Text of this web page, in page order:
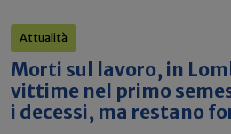
Attualità
Morti sul lavoro, in
vittime nel primo
i decessi, ma restano